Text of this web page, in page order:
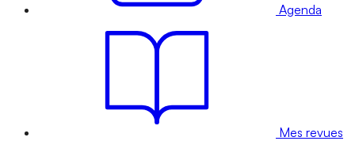
Agenda
Mes revues